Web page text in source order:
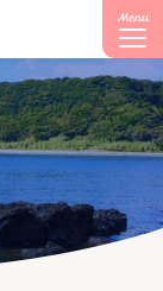
Menu